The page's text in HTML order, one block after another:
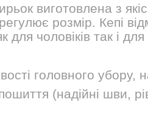
виготовлена з
розмір. Кепі
чоловіків так і для
головного убору,
(надійні шви,